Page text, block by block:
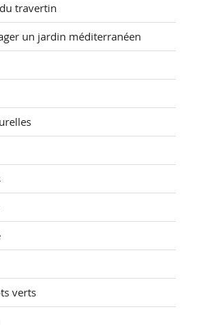
travertin
un jardin méditerranéen
verts